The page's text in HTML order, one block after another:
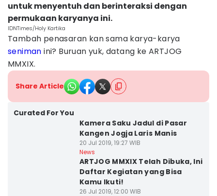
untuk menyentuh dan berinteraksi dengan
permukaan karyanya ini.
IDNTimes/Holy Kartika
Tambah penasaran kan sama karya-karya
seniman ini? Buruan yuk, datang ke ARTJOG
MMXIX.
Share Article
Curated For You
Kamera Saku Jadul di Pasar
Kangen Jogja Laris Manis
20 Jul 2019, 19:27 WIB
News
ARTJOG MMXIX Telah Dibuka, Ini
Daftar Kegiatan yang Bisa
Kamu Ikuti!
26 Jul 2019, 12:00 WIB